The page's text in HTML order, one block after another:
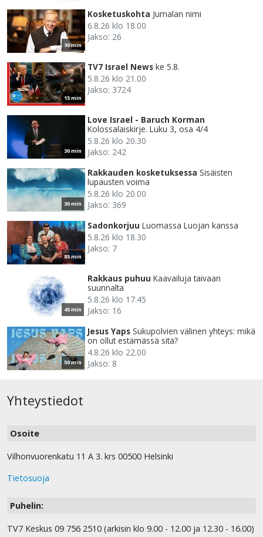
30 min
Kosketuskohta Jumalan nimi
6.8.26 klo 18.00
Jakso: 26
15 min
TV7 Israel News ke 5.8.
5.8.26 klo 21.00
Jakso: 3724
30 min
Love Israel - Baruch Korman
Kolossalaiskirje. Luku 3, osa 4/4
5.8.26 klo 20.30
Jakso: 242
30 min
Rakkauden kosketuksessa Sisäisten
lupausten voima
5.8.26 klo 20.00
Jakso: 369
85 min
Sadonkorjuu Luomassa Luojan kanssa
5.8.26 klo 18.30
Jakso: 7
45 min
Rakkaus puhuu Kaavailuja taivaan
suunnalta
5.8.26 klo 17.45
Jakso: 16
50 min
Jesus Yaps Sukupolvien välinen yhteys: mikä
on ollut estämässä sitä?
4.8.26 klo 22.00
Jakso: 8
Yhteystiedot
Osoite
Vilhonvuorenkatu 11 A 3. krs 00500 Helsinki
Tietosuoja
Puhelin:
TV7 Keskus 09 756 2510 (arkisin klo 9.00 - 12.00 ja 12.30 - 16.00)